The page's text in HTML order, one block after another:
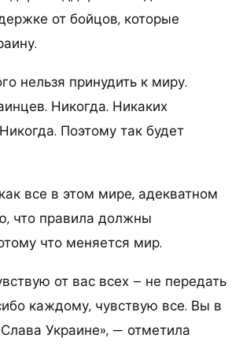
от бойцов, которые
нельзя принудить к миру.
Никогда. Никаких
Поэтому так будет
все в этом мире, адекватном
что правила должны
что меняется мир.
от вас всех – не передать
каждому, чувствую все. Вы в
Украине», — отметила